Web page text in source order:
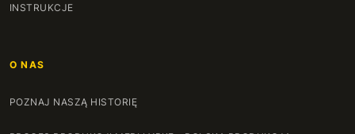
INSTRUKCJE
O NAS
POZNAJ NASZĄ HISTORIĘ